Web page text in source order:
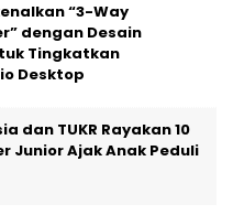
“3-Way
dengan Desain
Tingkatkan
Desktop
dan TUKR Rayakan 10
Junior Ajak Anak Peduli